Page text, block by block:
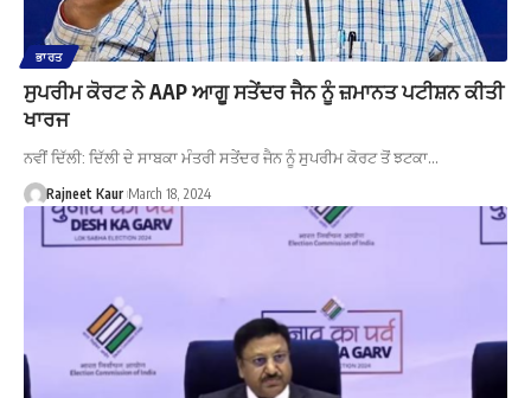
ਭਾਰਤ
ਸੁਪਰੀਮ ਕੋਰਟ ਨੇ AAP ਆਗੂ ਸਤੇਂਦਰ ਜੈਨ ਨੂੰ ਜ਼ਮਾਨਤ ਪਟੀਸ਼ਨ ਕੀਤੀ
ਖਾਰਜ
ਨਵੀਂ ਦਿੱਲੀ: ਦਿੱਲੀ ਦੇ ਸਾਬਕਾ ਮੰਤਰੀ ਸਤੇਂਦਰ ਜੈਨ ਨੂੰ ਸੁਪਰੀਮ ਕੋਰਟ ਤੋਂ ਝਟਕਾ…
Rajneet Kaur March 18, 2024